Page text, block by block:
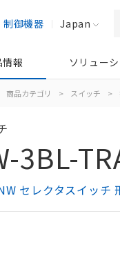
制御機器 Japan
情報 ソリュー
商品カテゴリ > スイッチ >
3BL-
セレクタスイッチ